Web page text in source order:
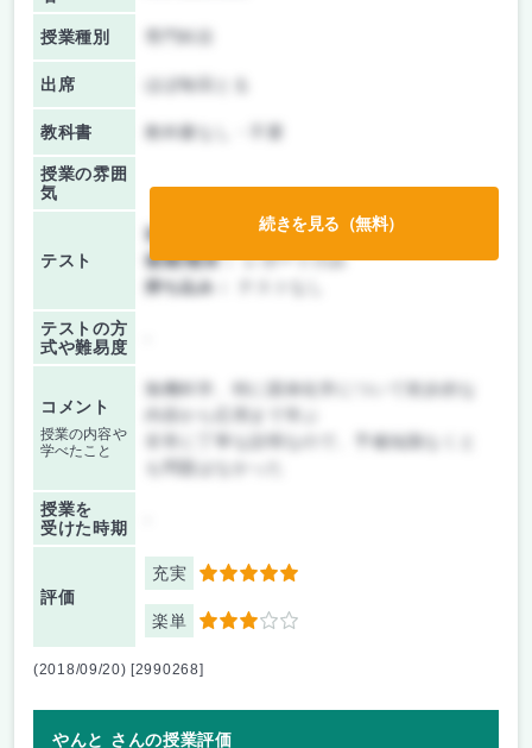
授業種別
出席 ほぼ毎回とる
教科書 教科書なし・不要
授業の雰囲
気
テスト
前期/中間：
レポートのみ
後期/期末：レポートのみ
持ち込み：
テストの方
式や難易度
コメント
授業の内容や
学べたこと
無機科学、特に固体化学について初歩的な
非常に丁寧な説明なので、予備知識なくと
授業を
受けた時期
評価
充実 5
楽単 3
続きを見る（無料）
(2018/09/20) [2990268]
やんと さんの授業評価